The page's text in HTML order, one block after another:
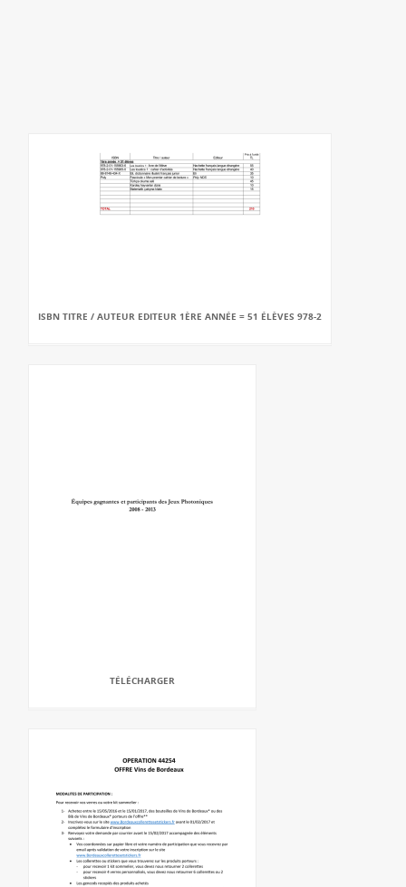
ISBN TITRE / AUTEUR EDITEUR 1ÈRE ANNÉE = 51 ÉLÈVES 978-2
TÉLÉCHARGER